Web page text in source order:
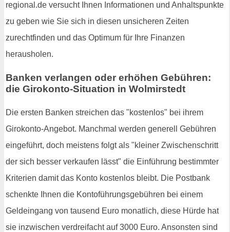
regional.de versucht Ihnen Informationen und Anhaltspunkte
zu geben wie Sie sich in diesen unsicheren Zeiten
zurechtfinden und das Optimum für Ihre Finanzen
herausholen.
Banken verlangen oder erhöhen Gebühren:
die Girokonto-Situation in Wolmirstedt
Die ersten Banken streichen das "kostenlos" bei ihrem
Girokonto-Angebot. Manchmal werden generell Gebühren
eingeführt, doch meistens folgt als "kleiner Zwischenschritt
der sich besser verkaufen lässt" die Einführung bestimmter
Kriterien damit das Konto kostenlos bleibt. Die Postbank
schenkte Ihnen die Kontoführungsgebühren bei einem
Geldeingang von tausend Euro monatlich, diese Hürde hat
sie inzwischen verdreifacht auf 3000 Euro. Ansonsten sind